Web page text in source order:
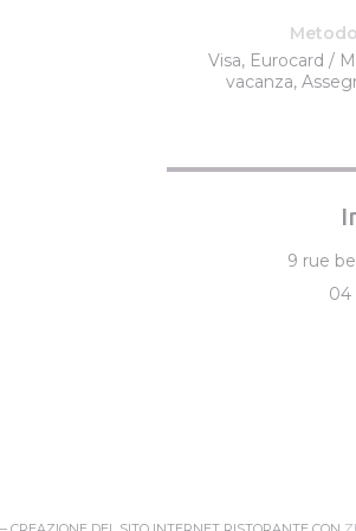
Visa, Eurocard /
vacanza,
9 rue
04